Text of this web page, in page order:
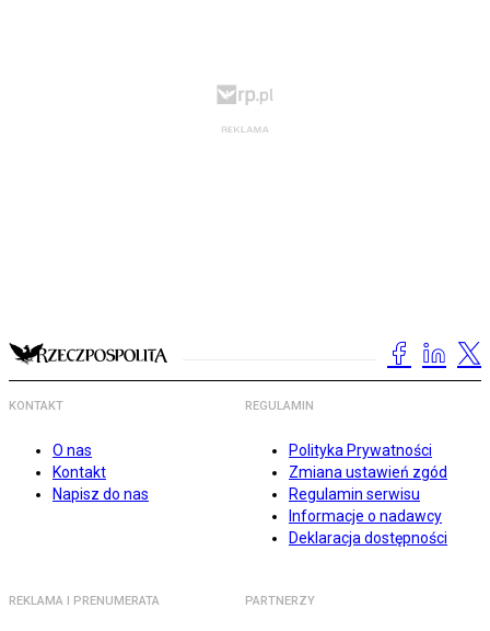
KONTAKT
O nas
Kontakt
Napisz do nas
REGULAMIN
Polityka Prywatności
Zmiana ustawień zgód
Regulamin serwisu
Informacje o nadawcy
Deklaracja dostępności
REKLAMA I PRENUMERATA PARTNERZY